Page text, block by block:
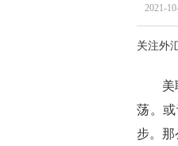
2021-
关注外
美联
荡。
步。那